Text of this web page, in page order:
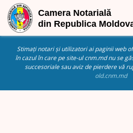
Stimați notari și utilizatori ai paginii web
în cazul în care pe site-ul cnm.md nu se
succesoriale sau aviz de pierdere vă
old.cnm.md